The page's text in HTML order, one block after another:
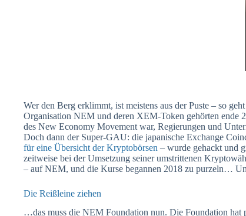
Wer den Berg erklimmt, ist meistens aus der Puste – so
Organisation NEM und deren XEM-Token gehörten ende
des New Economy Movement war, Regierungen und
Doch dann der Super-GAU: die japanische Exchange
für eine Übersicht der Kryptobörsen – wurde gehackt und
zeitweise bei der Umsetzung seiner umstrittenen
– auf NEM, und die Kurse begannen 2018 zu purzeln…
Die Reißleine ziehen
…das muss die NEM Foundation nun. Die Foundation